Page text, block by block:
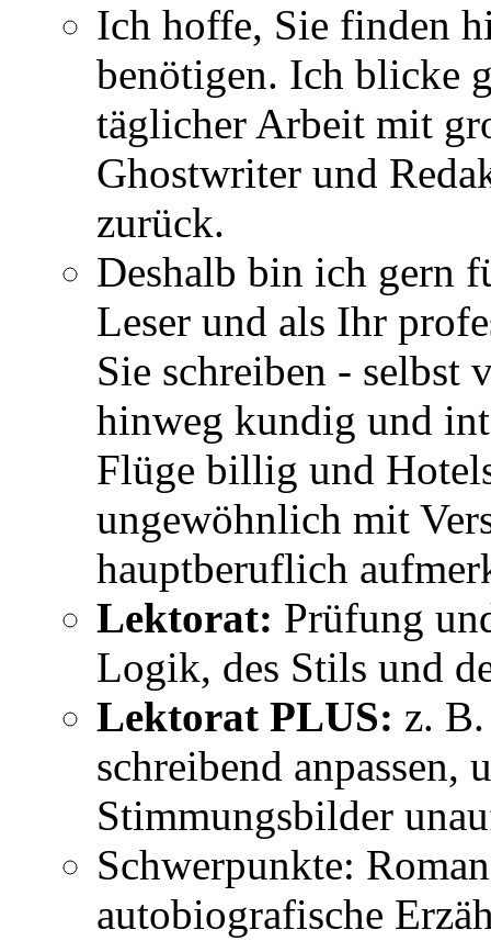
Ich hoffe, Sie finden
benötigen. Ich blicke
täglicher Arbeit mit
Ghostwriter und
zurück.
Deshalb bin ich gern
Leser und als Ihr
Sie schreiben - selbst
hinweg kundig und
Flüge billig und
ungewöhnlich mit
hauptberuflich
Lektorat: Prüfung
Logik, des Stils und
Lektorat PLUS: z.
schreibend anpassen,
Stimmungsbilder
Schwerpunkte:
autobiografische